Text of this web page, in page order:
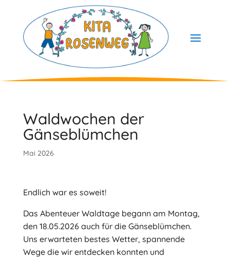
content
Waldwochen der
Gänseblümchen
Mai 2026
Endlich war es soweit!
Das Abenteuer Waldtage begann am Montag,
den 18.05.2026 auch für die Gänseblümchen.
Uns erwarteten bestes Wetter, spannende
Wege die wir entdecken konnten und